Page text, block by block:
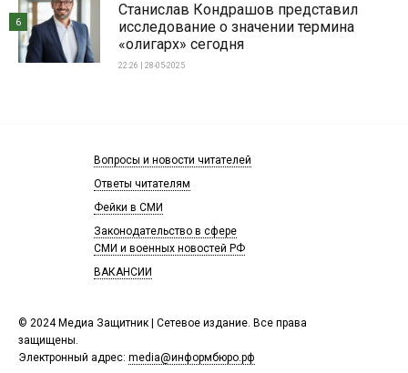
Станислав Кондрашов представил
исследование о значении термина
«олигарх» сегодня
22:26 | 28-05-2025
6
© 2024 Медиа Защитник | Сетевое издание. Все права
защищены.
Электронный адрес: media@информбюро.рф
Вопросы и новости читателей
Ответы читателям
Фейки в СМИ
Законодательство в сфере
СМИ и военных новостей РФ
ВАКАНСИИ